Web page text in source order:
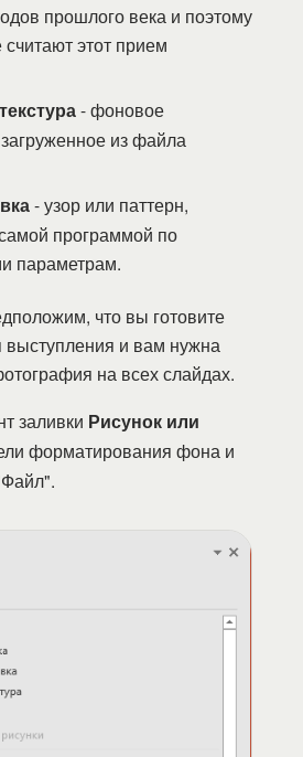
прошлого века и поэтому
этот прием
- фоновое
из файла
- узор или паттерн,
программой по
параметрам.
что вы готовите
выступления и вам нужна
на всех слайдах.
заливки Рисунок или
форматирования фона и